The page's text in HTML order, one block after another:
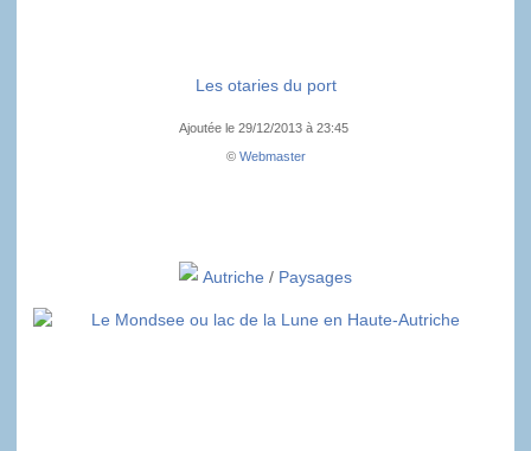
Les otaries du port
Ajoutée le 29/12/2013 à 23:45
© Webmaster
Autriche / Paysages